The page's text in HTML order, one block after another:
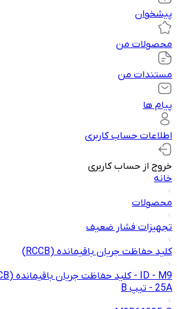
پیشخوان
محصولات من
مستندات من
پیام ها
اطلاعات حساب کاربری
خروج از حساب کاربری
خانه
محصولات
تجهیزات فشار ضعیف
کلید حفاظت جریان باقیمانده (RCCB)
25A - تیپ B